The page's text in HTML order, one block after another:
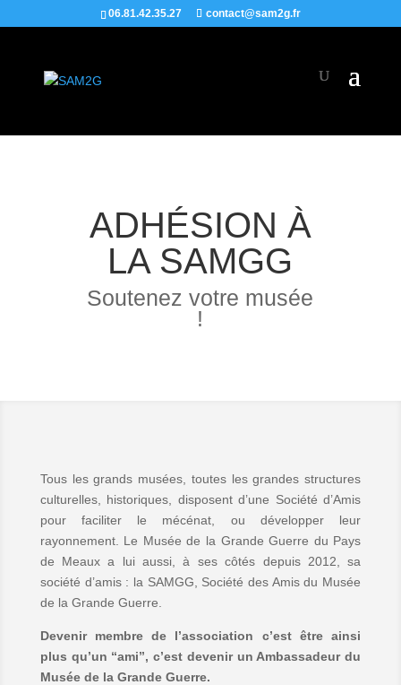
06.81.42.35.27 contact@sam2g.fr
ADHÉSION À
LA SAMGG
Soutenez votre musée
!
Tous les grands musées, toutes les grandes structures
culturelles, historiques, disposent d’une Société d’Amis
pour faciliter le mécénat, ou développer leur
rayonnement. Le Musée de la Grande Guerre du Pays
de Meaux a lui aussi, à ses côtés depuis 2012, sa
société d’amis : la SAMGG, Société des Amis du Musée
de la Grande Guerre.
Devenir membre de l’association c’est être ainsi
plus qu’un “ami”, c’est devenir un Ambassadeur du
Musée de la Grande Guerre.